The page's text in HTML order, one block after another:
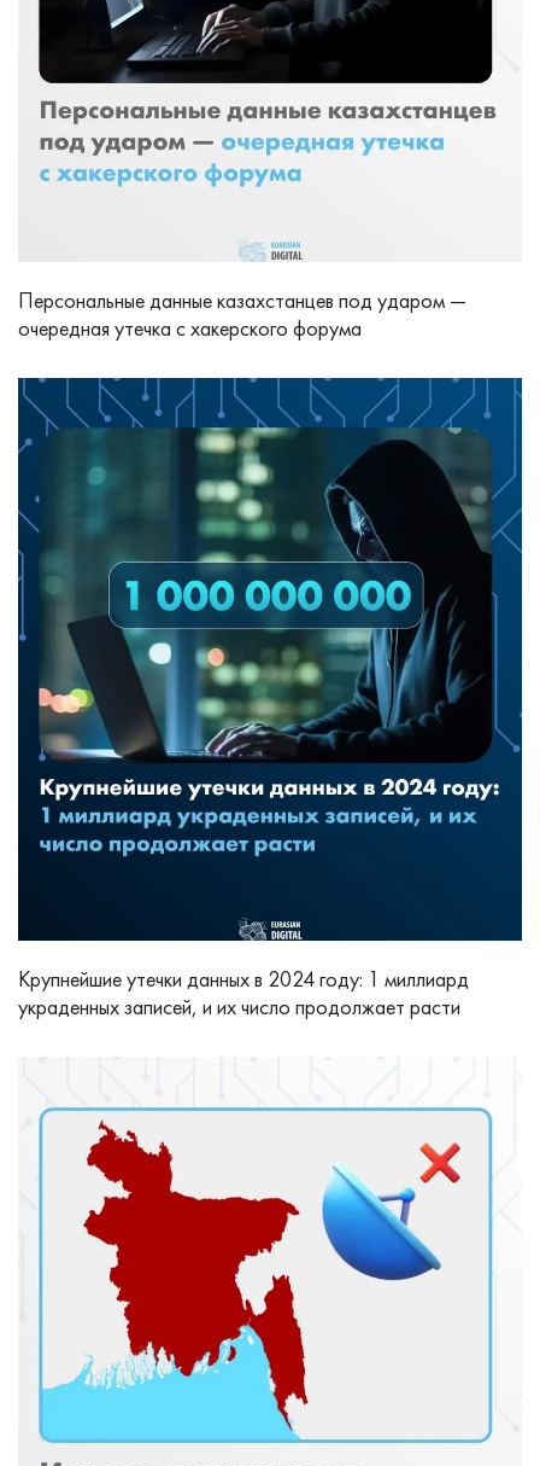
Персональные данные казахстанцев под ударом —
очередная утечка с хакерского форума
Крупнейшие утечки данных в 2024 году: 1 миллиард
украденных записей, и их число продолжает расти